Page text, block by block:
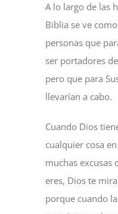
A lo largo de las
Biblia se ve
personas que
ser portadores
pero que para
llevarían a cabo.
Cuando Dios
cualquier cosa
muchas excusas
eres, Dios te
porque cuando